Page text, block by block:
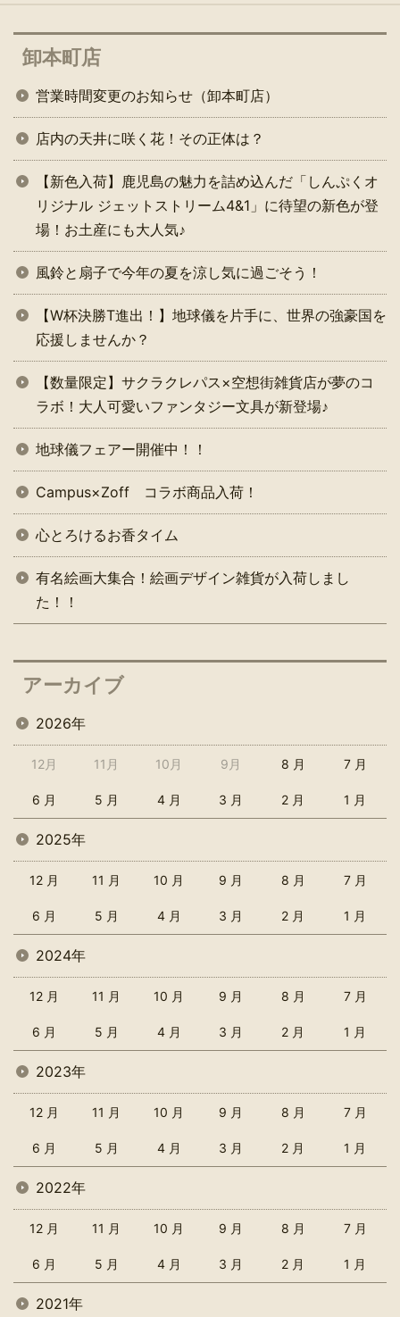
卸本町店
営業時間変更のお知らせ（卸本町店）
店内の天井に咲く花！その正体は？
【新色入荷】鹿児島の魅力を詰め込んだ「しんぷくオ
リジナル ジェットストリーム4&1」に待望の新色が登
場！お土産にも大人気♪
風鈴と扇子で今年の夏を涼し気に過ごそう！
【W杯決勝T進出！】地球儀を片手に、世界の強豪国を
応援しませんか？
【数量限定】サクラクレパス×空想街雑貨店が夢のコ
ラボ！大人可愛いファンタジー文具が新登場♪
地球儀フェアー開催中！！
Campus×Zoff コラボ商品入荷！
心とろけるお香タイム
有名絵画大集合！絵画デザイン雑貨が入荷しまし
た！！
アーカイブ
2026年
12月 11月 10月 9月 8 月 7 月
6 月 5 月 4 月 3 月 2 月 1 月
2025年
12 月 11 月 10 月 9 月 8 月 7 月
6 月 5 月 4 月 3 月 2 月 1 月
2024年
12 月 11 月 10 月 9 月 8 月 7 月
6 月 5 月 4 月 3 月 2 月 1 月
2023年
12 月 11 月 10 月 9 月 8 月 7 月
6 月 5 月 4 月 3 月 2 月 1 月
2022年
12 月 11 月 10 月 9 月 8 月 7 月
6 月 5 月 4 月 3 月 2 月 1 月
2021年